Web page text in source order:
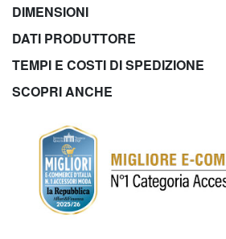
DIMENSIONI
DATI PRODUTTORE
TEMPI E COSTI DI SPEDIZIONE
SCOPRI ANCHE